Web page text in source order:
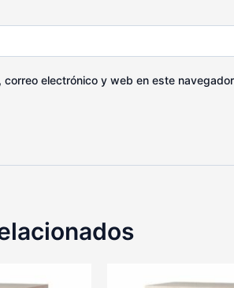
correo electrónico y web en este